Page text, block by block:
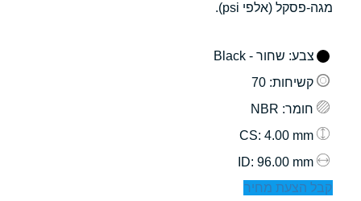
מגה-פסקל (אלפי psi).
צבע: שחור - Black
קשיחות: 70
חומר: NBR
: 4.00 mm
: 96.00 mm
קבל הצעת מחיר